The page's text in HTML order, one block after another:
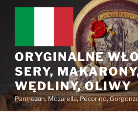
Przejdź
ORYGINALNE
SERY,
WĘDLINY, OLIWY
Parmezan, Mozarella, Pecorino,